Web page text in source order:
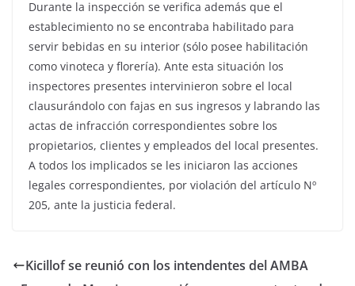
Durante la inspección se verifica además que el
establecimiento no se encontraba habilitado para
servir bebidas en su interior (sólo posee habilitación
como vinoteca y florería). Ante esta situación los
inspectores presentes intervinieron sobre el local
clausurándolo con fajas en sus ingresos y labrando las
actas de infracción correspondientes sobre los
propietarios, clientes y empleados del local presentes.
A todos los implicados se les iniciaron las acciones
legales correspondientes, por violación del artículo Nº
205, ante la justicia federal.
Kicillof se reunió con los intendentes del AMBA